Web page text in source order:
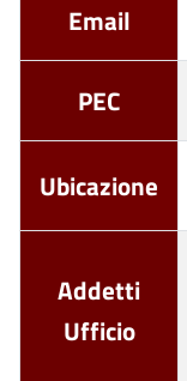
Email
PEC
Ubicazione
Addetti
Ufficio